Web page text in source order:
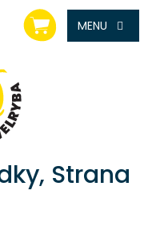
NÁKUPNÍ
KOŠÍK
, Strana